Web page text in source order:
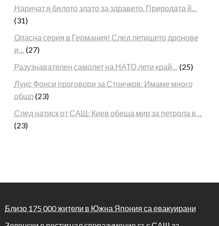
Наричат я бялото злато за здравето. Природата й…
(31)
Опасна серия в Германия! След летището дронове
и… (27)
Разузнавателен самолет на НАТО лети край… (25)
Луис Фонси проговори за Стоичков: Имаме много
общо (23)
След натиск от САЩ: Киев обеща мир за петрола в…
(23)
Близо 175 000 жители в Южна Япония са евакуирани